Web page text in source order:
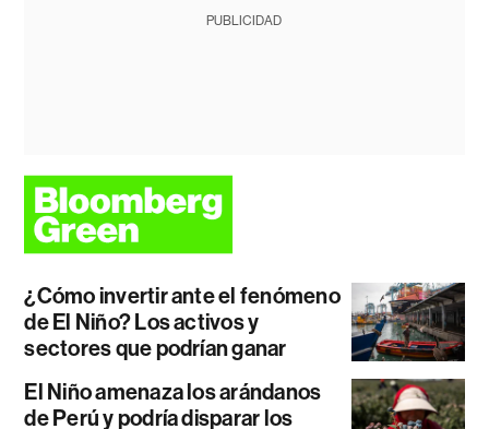
PUBLICIDAD
¿Cómo invertir ante el fenómeno
de El Niño? Los activos y
sectores que podrían ganar
El Niño amenaza los arándanos
de Perú y podría disparar los